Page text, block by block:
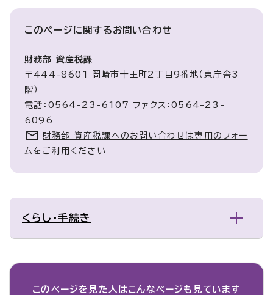
このページに関するお問い合わせ
財務部 資産税課
〒444-8601 岡崎市十王町2丁目9番地（東庁舎3
階）
電話：0564-23-6107 ファクス：0564-23-
6096
財務部 資産税課へのお問い合わせは専用のフォー
ムをご利用ください
くらし・手続き
このページを見た人は こんなページも見ています